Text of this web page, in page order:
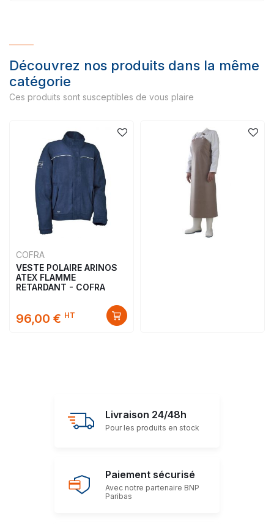
Découvrez nos produits dans la même
catégorie
Ces produits sont susceptibles de vous plaire
COFRA
VESTE POLAIRE ARINOS
ATEX FLAMME
RETARDANT - COFRA
96,00 € HT
Livraison 24/48h
Pour les produits en stock
Paiement sécurisé
Avec notre partenaire BNP
Paribas